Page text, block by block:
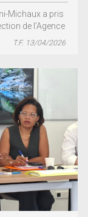
Michaux a pris
de l’Agence
T.F. 13/04/2026